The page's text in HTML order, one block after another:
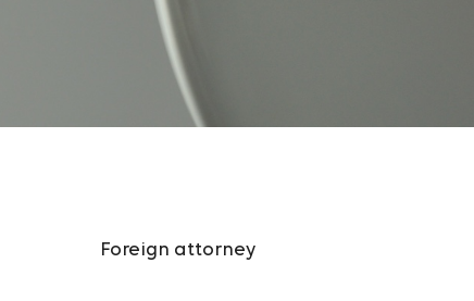
Foreign attorney